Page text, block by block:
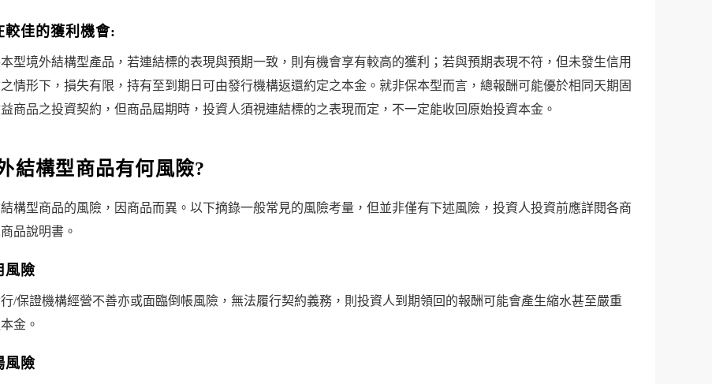
較佳的獲利機會:
型境外結構型產品，若連結標的表現與預期一致，則有機會享有較高的獲利；若與預期表現不符，但未發生信用
情形下，損失有限，持有至到期日可由發行機構返還約定之本金。就非保本型而言，總報酬可能優於相同天期固
商品之投資契約，但商品屆期時，投資人須視連結標的之表現而定，不一定能收回原始投資本金。
結構型商品有何風險?
構型商品的風險，因商品而異。以下摘錄一般常見的風險考量，但並非僅有下述風險，投資人投資前應詳閱各商
品說明書。
風險
/保證機構經營不善亦或面臨倒帳風險，無法履行契約義務，則投資人到期領回的報酬可能會產生縮水甚至嚴重
金。
風險